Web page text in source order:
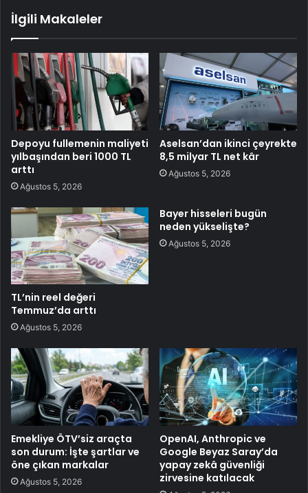
İlgili Makaleler
Depoyu fullemenin maliyeti
yılbaşından beri 1000 TL
arttı
Ağustos 5, 2026
Aselsan’dan ikinci çeyrekte
8,5 milyar TL net kâr
Ağustos 5, 2026
TL’nin reel değeri
Temmuz’da arttı
Ağustos 5, 2026
Bayer hisseleri bugün
neden yükselişte?
Ağustos 5, 2026
Emekliye ÖTV’siz araçta
son durum: İşte şartlar ve
öne çıkan markalar
Ağustos 5, 2026
OpenAI, Anthropic ve
Google Beyaz Saray’da
yapay zekâ güvenliği
zirvesine katılacak